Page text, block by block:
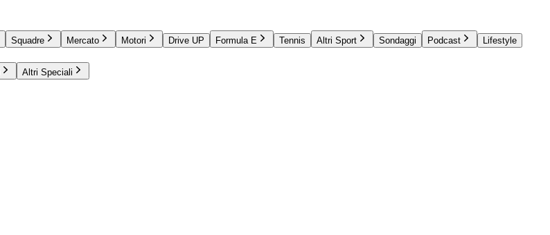
Squadre Mercato Motori Drive UP Formula E Tennis Altri Sport Sondaggi Podcast
Lifestyle
Altri Speciali